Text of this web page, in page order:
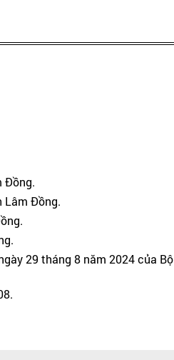
Đồng.
Lâm Đồng.
29 tháng 8 năm 2024 của Bộ